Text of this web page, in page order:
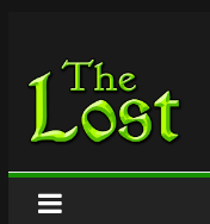
springen
The
Lost